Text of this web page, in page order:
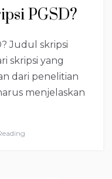
PGSD?
Judul skripsi
skripsi yang
dari penelitian
menjelaskan